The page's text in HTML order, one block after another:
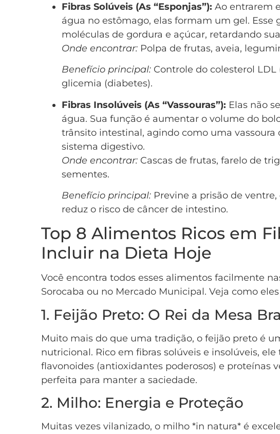
Fibras Solúveis (As “Esponjas”): Ao entrarem
água no estômago, elas formam um gel. Esse
moléculas de gordura e açúcar, retardando
Onde encontrar: Polpa de frutas, aveia,
Benefício principal: Controle do colesterol LDL
glicemia (diabetes).
Fibras Insolúveis (As “Vassouras”): Elas não
água. Sua função é aumentar o volume do
trânsito intestinal, agindo como uma vassoura
sistema digestivo.
Onde encontrar: Cascas de frutas, farelo de
sementes.
Benefício principal: Previne a prisão de
reduz o risco de câncer de intestino.
Top 8 Alimentos Ricos em
Incluir na Dieta Hoje
Você encontra todos esses alimentos facilmente
Sorocaba ou no Mercado Municipal. Veja como
1. Feijão Preto: O Rei da Mesa
Muito mais do que uma tradição, o feijão preto é
nutricional. Rico em fibras solúveis e insolúveis,
flavonoides (antioxidantes poderosos) e proteínas
perfeita para manter a saciedade.
2. Milho: Energia e Proteção
Muitas vezes vilanizado, o milho *in natura* é